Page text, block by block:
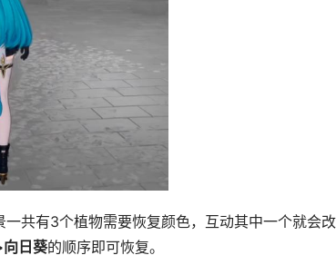
共有3个植物需要恢复颜色，互动其中一个就会
日葵的顺序即可恢复。